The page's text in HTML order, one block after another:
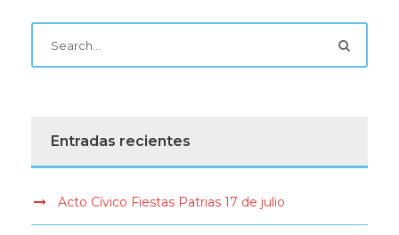
Entradas recientes
Acto Cívico Fiestas Patrias 17 de julio